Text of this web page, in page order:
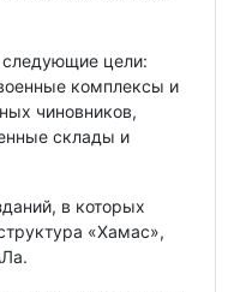
цели:
комплексы и
чиновников,
склады и
в которых
«Хамас»,